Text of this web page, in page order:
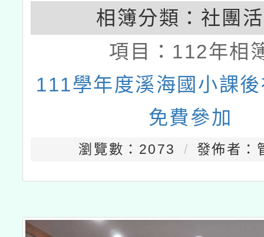
相簿分類： 社團
項目： 112年相
111學年度溪海國小課
免費參加
瀏覽數：2073 發佈者：